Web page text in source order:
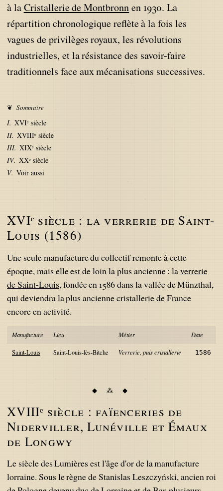
à laCristallerie de Montbronnen 1930. La
répartition chronologique reflète à la fois les
vagues de privilèges royaux, les révolutions
industrielles, et la résistance des savoir-faire
traditionnels face aux mécanisations successives.
Sommaire
XVIᵉ siècle
XVIIIᵉ siècle
XIXᵉ siècle
XXᵉ siècle
Voir aussi
XVIᵉ siècle : la verrerie de Saint-
Louis (1586)
Une seule manufacture du collectif remonte à cette
époque, mais elle est de loin la plus ancienne : laverrerie
de Saint-Louis, fondée en 1586 dans la vallée de Münzthal,
qui deviendra la plus ancienne cristallerie de France
encore en activité.
Manufacture Lieu Métier Date
Saint-Louis Saint-Louis-lès-Bitche Verrerie, puis cristallerie 1586
XVIIIᵉ siècle : faïenceries de
Niderviller, Lunéville et Émaux
de Longwy
Le siècle des Lumières est l'âge d'or de la manufacture
lorraine. Sous le règne de Stanislas Leszczyński, ancien roi